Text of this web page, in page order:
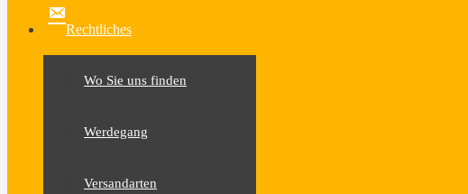
Rechtliches
Wo Sie uns finden
Werdegang
Versandarten